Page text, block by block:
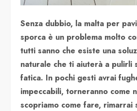
Senza dubbio, la malta per
sporca è un problema molto
tutti sanno che esiste una
naturale che ti aiuterà a pulirli
fatica. In pochi gesti avrai
impeccabili, torneranno come
scopriamo come fare, rimarrai